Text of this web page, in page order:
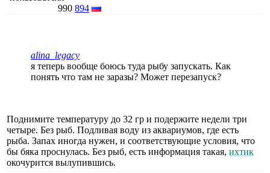
990 894
alina_legacy
я теперь вообще боюсь туда рыбу запускать. Как
понять что там не заразы? Может перезапуск?
Поднимите температуру до 32 гр и подержите недели три
четыре. Без рыб. Подливая воду из аквариумов, где есть
рыба. Запах иногда нужен, и соответствующие условия, что
бы бяка проснулась. Без рыб, есть информация такая, ихтик
окочурится вылупившись.